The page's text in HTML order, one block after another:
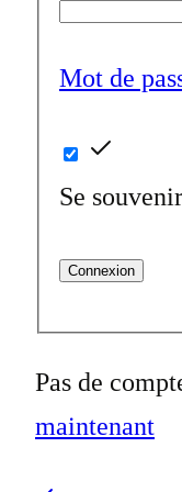
Mot de
Se
Connexion
Pas de
maintenant